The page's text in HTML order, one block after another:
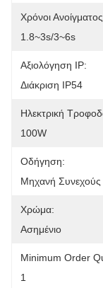
Χρόνοι
1.8~3s/3~6s
Αξιολόγηση IP:
Διάκριση IP54
Ηλεκτρική
100W
Οδήγηση:
Μηχανή
Χρώμα:
Ασημένιο
Minimum Order
1